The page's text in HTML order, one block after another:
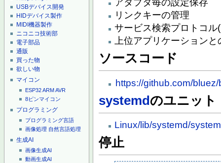
USBデバイス開発
HIDデバイス製作
MIDI機器製作
ニコニコ技術部
電子部品
通販
買った物
欲しい物
マイコン
ESP32ARMAVR
8ピンマイコン
プログラミング
プログラミング言語
画像処理 自然言語処理
生成AI
画像生成AI
動画生成AI
リンクキーの管理
サービス検索プロトコル(
上位アプリケーションと
ソースコード
https://github.com/
systemdのユニット
Linux/lib/systemd/
停止